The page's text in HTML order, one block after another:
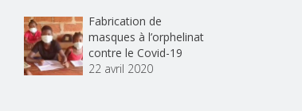
Fabrication de
masques à l’orphelinat
contre le Covid-19
22 avril 2020